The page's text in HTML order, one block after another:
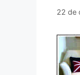
22 de